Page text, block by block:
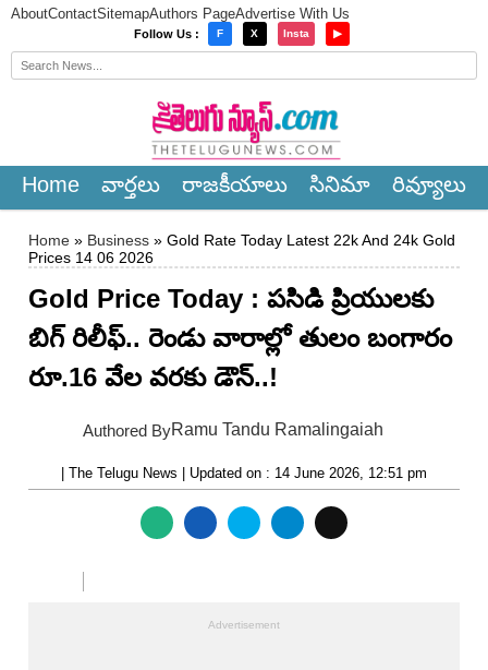
AboutContactSitemapAuthors PageAdvertise With Us
Follow Us : F X Insta ▶
Home వార్త‌లు రాజ‌కీయాలు సినిమా రివ్యూలు
Home » Business » Gold Rate Today Latest 22k And 24k Gold
Prices 14 06 2026
Gold Price Today : పసిడి ప్రియులకు
బిగ్ రిలీఫ్.. రెండు వారాల్లో తులం బంగారం
రూ.16 వేల వరకు డౌన్..!
Authored ByRamu Tandu Ramalingaiah
| The Telugu News | Updated on : 14 June 2026, 12:51 pm